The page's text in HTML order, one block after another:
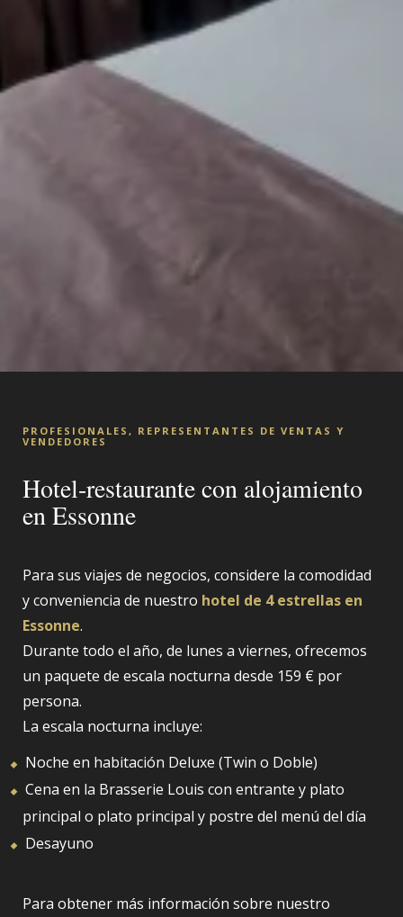
PROFESIONALES, REPRESENTANTES DE VENTAS Y
VENDEDORES
Hotel-restaurante con alojamiento
en Essonne
Para sus viajes de negocios, considere la comodidad
y conveniencia de nuestro hotel de 4 estrellas en
Essonne.
Durante todo el año, de lunes a viernes, ofrecemos
un paquete de escala nocturna desde 159 € por
persona.
La escala nocturna incluye:
Noche en habitación Deluxe (Twin o Doble)
Cena en la Brasserie Louis con entrante y plato
principal o plato principal y postre del menú del día
Desayuno
Para obtener más información sobre nuestro